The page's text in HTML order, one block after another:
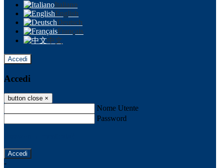
Italiano
English
Deutsch
Français
中文
Accedi
Accedi
button close ×
Nome Utente
Password
-